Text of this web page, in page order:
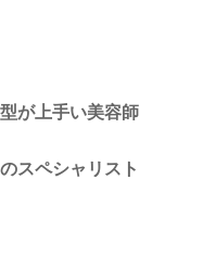
が上手い美容師
スペシャリスト